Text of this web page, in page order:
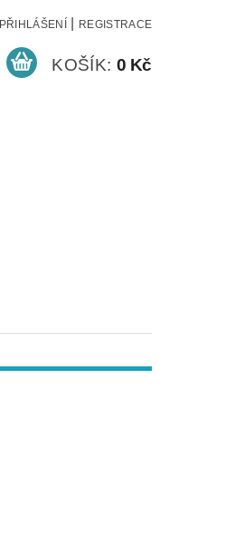
PŘIHLÁŠENÍ REGISTRACE
KOŠÍK: 0 Kč